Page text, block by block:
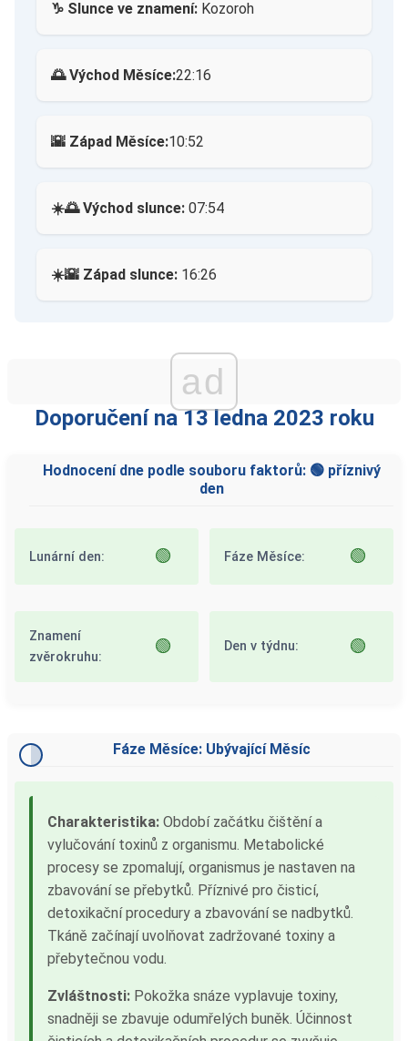
♑ Slunce ve znamení: Kozoroh
🌅 Východ Měsíce:22:16
🌇 Západ Měsíce:10:52
☀️🌅 Východ slunce: 07:54
☀️🌇 Západ slunce: 16:26
ad
Doporučení na 13 ledna 2023 roku
Hodnocení dne podle souboru faktorů: 🟢 příznivý
den
Lunární den: 🟢 Fáze Měsíce: 🟢
Znamení
zvěrokruhu:
🟢 Den v týdnu: 🟢
Fáze Měsíce: Ubývající Měsíc
Charakteristika: Období začátku čištění a
vylučování toxinů z organismu. Metabolické
procesy se zpomalují, organismus je nastaven na
zbavování se přebytků. Příznivé pro čisticí,
detoxikační procedury a zbavování se nadbytků.
Tkáně začínají uvolňovat zadržované toxiny a
přebytečnou vodu.
Zvláštnosti: Pokožka snáze vyplavuje toxiny,
snadněji se zbavuje odumřelých buněk. Účinnost